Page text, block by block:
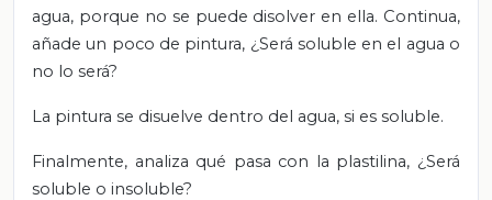
agua, porque no se puede disolver en ella. Continua,
añade un poco de pintura, ¿Será soluble en el agua o
no lo será?
La pintura se disuelve dentro del agua, si es soluble.
Finalmente, analiza qué pasa con la plastilina, ¿Será
soluble o insoluble?